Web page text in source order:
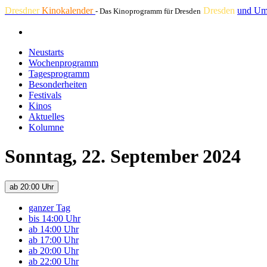
DresdnerKinokalender - Das Kinoprogramm für Dresden Dresden und
Neustarts
Wochenprogramm
Tagesprogramm
Besonderheiten
Festivals
Kinos
Aktuelles
Kolumne
Sonntag, 22. September 2024
ab 20:00 Uhr
ganzer Tag
bis 14:00 Uhr
ab 14:00 Uhr
ab 17:00 Uhr
ab 20:00 Uhr
ab 22:00 Uhr